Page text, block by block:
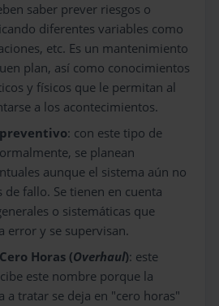
saber prever riesgos o
diferentes variables como
etc. Es un mantenimiento
plan, así como conocimientos
y físicos que le permitan al
a los acontecimientos.
: con este tipo de
se planean
aunque el sistema aún no
de fallo. Se tienen en cuenta
o sistemáticas que
error y se supervisan.
Horas (Overhaul): este
este nombre porque la
a tratar se deja en "cero horas"